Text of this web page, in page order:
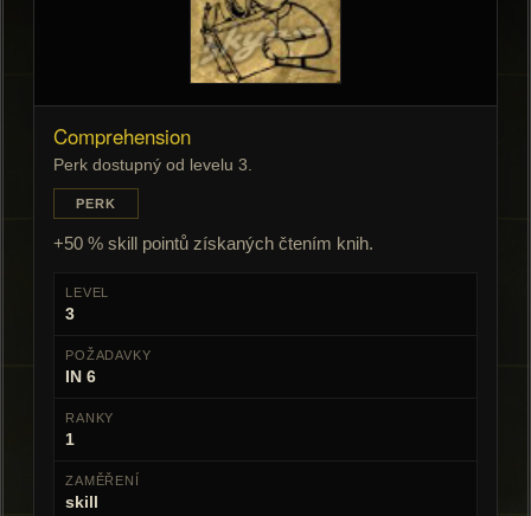
Comprehension
Perk dostupný od levelu 3.
PERK
+50 % skill pointů získaných čtením knih.
LEVEL
3
POŽADAVKY
IN 6
RANKY
1
ZAMĚŘENÍ
skill